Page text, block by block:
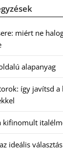
miért ne
alapanyag
így javítsd
kifinomult
ideális